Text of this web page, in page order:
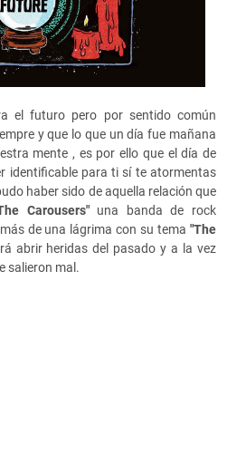
el futuro pero por sentido común
y que lo que un día fue mañana
mente , es por ello que el día de
identificable para ti sí te atormentas
haber sido de aquella relación que
Carousers" una banda de rock
de una lágrima con su tema "The
abrir heridas del pasado y a la vez
salieron mal.